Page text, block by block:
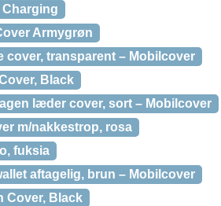
Charging
Armygrøn
cover, transparent – Mobilcover
Black
læder cover, sort – Mobilcover
m/nakkestrop, rosa
fuksia
aftagelig, brun – Mobilcover
Cover, Black